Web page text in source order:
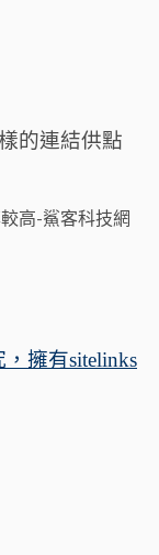
的連結供點
，擁有sitelinks